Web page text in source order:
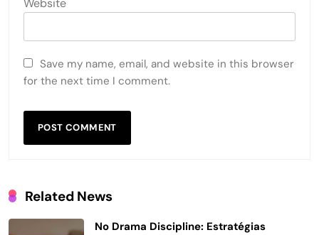
Website
Save my name, email, and website in this browser
for the next time I comment.
Related News
No Drama Discipline: Estratégias